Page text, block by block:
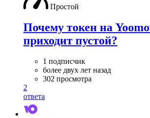
Простой
Почему токен на
приходит пустой?
1 подписчик
более двух лет назад
302 просмотра
2
ответа